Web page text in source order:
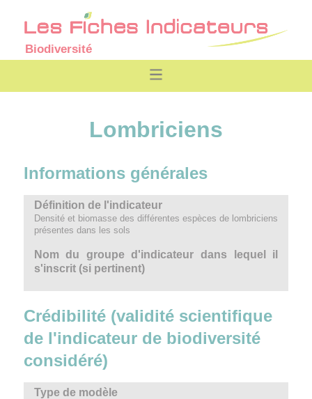
Biodiversité
Lombriciens
Informations générales
Définition de l'indicateur
Densité et biomasse des différentes espèces de lombriciens
présentes dans les sols
Nom du groupe d'indicateur dans lequel il
s'inscrit (si pertinent)
Crédibilité (validité scientifique
de l'indicateur de biodiversité
considéré)
Type de modèle